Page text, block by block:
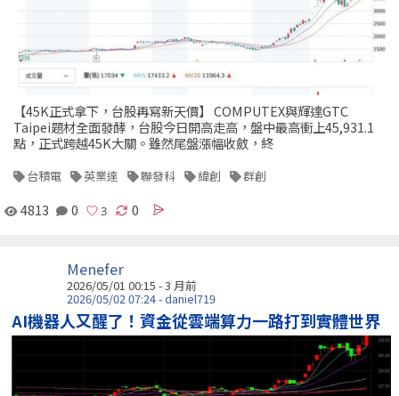
【45K正式拿下，台股再寫新天價】 COMPUTEX與輝達GTC
Taipei題材全面發酵，台股今日開高走高，盤中最高衝上45,931.1
點，正式跨越45K大關。雖然尾盤漲幅收斂，終
台積電 英業達 聯發科 緯創 群創
4813 0 0
Menefer
2026/05/01 00:15 - 3 月前
2026/05/02 07:24 - daniel719
AI機器人又醒了！資金從雲端算力一路打到實體世界